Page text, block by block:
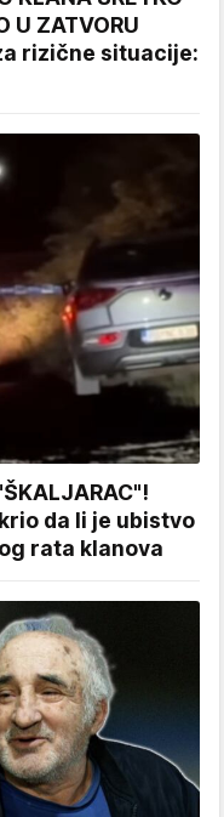
U ZATVORU
rizične situacije:
da li je ubistvo
rata klanova